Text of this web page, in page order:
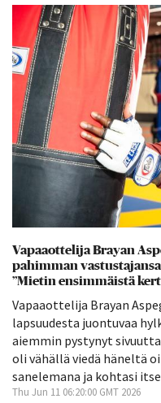
Vapaaottelija Brayan
pahimman
”Mietin ensimmäistä
Vapaaottelija Brayan
lapsuudesta juontuvaa
aiemmin pystynyt
oli vähällä viedä häneltä
sanelemana ja kohtasi
Thu Jun 11 06:20:00 GMT 2026